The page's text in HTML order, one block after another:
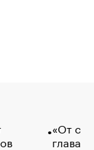
«От
глава